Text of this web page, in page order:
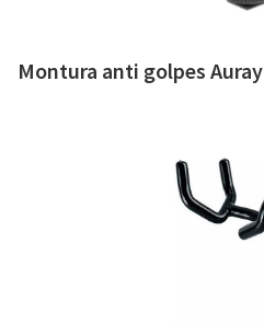
Montura anti golpes Auray